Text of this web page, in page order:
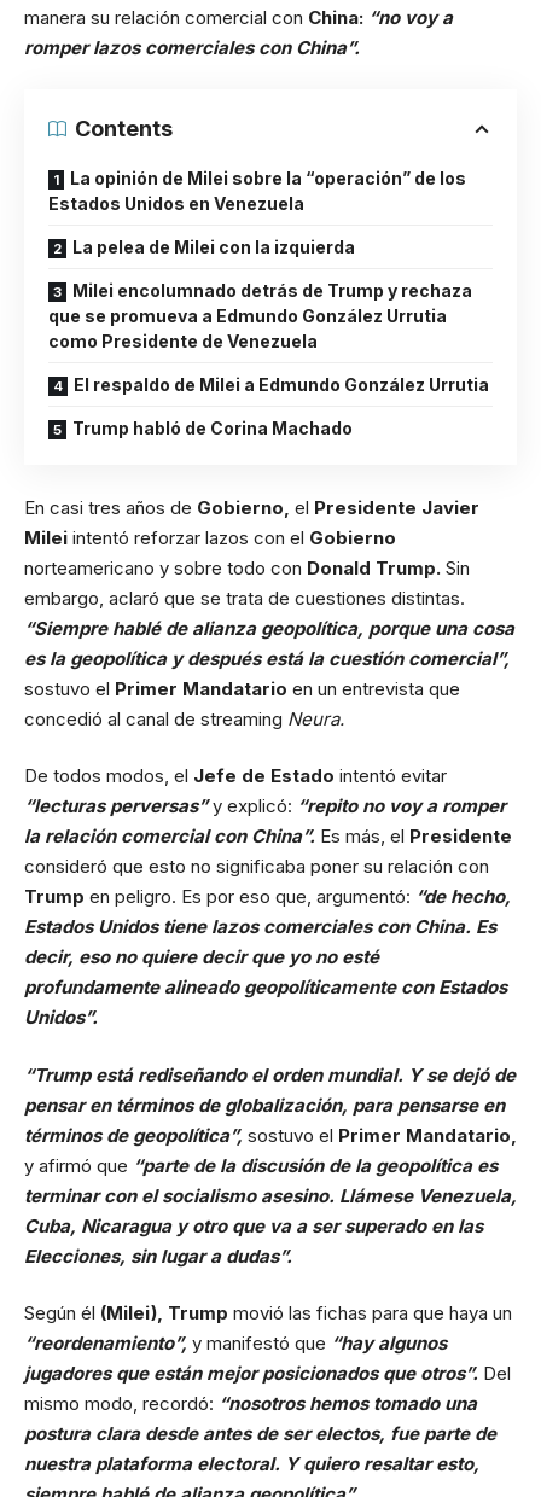
manera su relación comercial con China: “no voy a
romper lazos comerciales con China”.
Contents
La opinión de Milei sobre la “operación” de los
Estados Unidos en Venezuela
La pelea de Milei con la izquierda
Milei encolumnado detrás de Trump y rechaza
que se promueva a Edmundo González Urrutia
como Presidente de Venezuela
El respaldo de Milei a Edmundo González Urrutia
Trump habló de Corina Machado
En casi tres años de Gobierno, el Presidente Javier
Milei intentó reforzar lazos con el Gobierno
norteamericano y sobre todo con Donald Trump. Sin
embargo, aclaró que se trata de cuestiones distintas.
“Siempre hablé de alianza geopolítica, porque una cosa
es la geopolítica y después está la cuestión comercial”,
sostuvo el Primer Mandatario en un entrevista que
concedió al canal de streaming Neura.
De todos modos, el Jefe de Estado intentó evitar
“lecturas perversas”y explicó: “repito no voy a romper
la relación comercial con China”. Es más, el Presidente
consideró que esto no significaba poner su relación con
Trump en peligro. Es por eso que, argumentó: “de hecho,
Estados Unidos tiene lazos comerciales con China. Es
decir, eso no quiere decir que yo no esté
profundamente alineado geopolíticamente con Estados
Unidos”.
“Trump está rediseñando el orden mundial. Y se dejó de
pensar en términos de globalización, para pensarse en
términos de geopolítica”, sostuvo el Primer Mandatario,
y afirmó que “parte de la discusión de la geopolítica es
terminar con el socialismo asesino. Llámese Venezuela,
Cuba, Nicaragua y otro que va a ser superado en las
Elecciones, sin lugar a dudas”.
Según él (Milei), Trump movió las fichas para que haya un
“reordenamiento”, y manifestó que “hay algunos
jugadores que están mejor posicionados que otros”. Del
mismo modo, recordó: “nosotros hemos tomado una
postura clara desde antes de ser electos, fue parte de
nuestra plataforma electoral. Y quiero resaltar esto,